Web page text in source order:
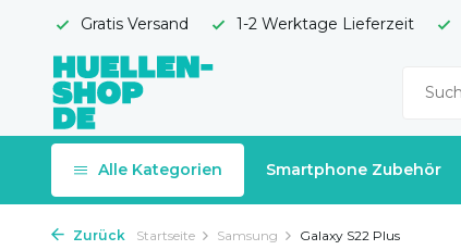
Gratis Versand 1-2 Werktage Lieferzeit
Alle Kategorien Smartphone Zubehör
Zurück Startseite Samsung Galaxy S22 Plus